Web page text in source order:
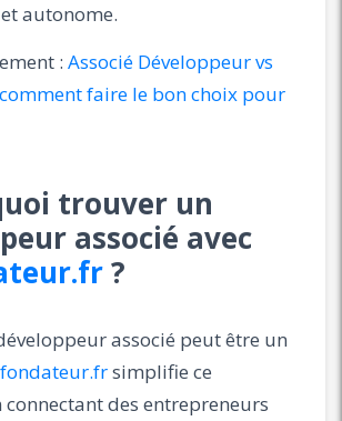
autonome.
: Associé Développeur vs
faire le bon choix pour
trouver un
associé avec
?
associé peut être un
simplifie ce
connectant des entrepreneurs